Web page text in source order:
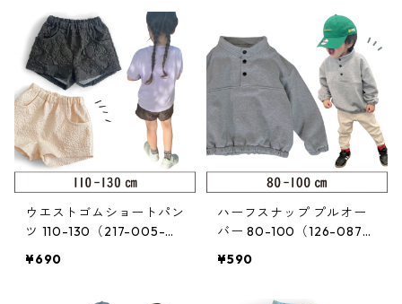
ウエストゴムショートパン
ツ 110-130（217-005-
¥690
ハーフスナップ プルオー
バー 80-100（126-087-
¥590